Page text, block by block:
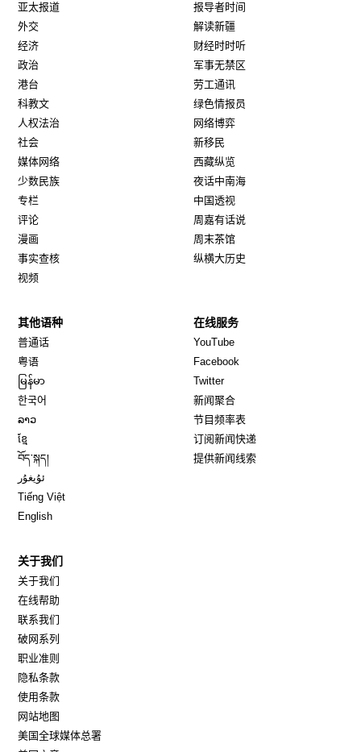
亚太报道
外交
经济
政治
港台
科教文
人权法治
社会
媒体网络
少数民族
专栏
评论
漫画
事实查核
视频
报导者时间
解读新疆
财经时时听
军事无禁区
劳工通讯
绿色情报员
网络博弈
新移民
西藏纵览
夜话中南海
中国透视
周嘉有话说
周末茶馆
纵横大历史
其他语种
普通话
粤语
မြန်မာ
한국어
ລາວ
ខ្មែ
བོད་སྐད།
ئۇيغۇر
Tiếng Việt
English
在线服务
YouTube
Facebook
TwitterOpens in new window
新闻聚合
节目频率表
订阅新闻快递
提供新闻线索
关于我们
关于我们
在线帮助
联系我们
破网系列
职业准则
隐私条款
使用条款
网站地图
美国全球媒体总署